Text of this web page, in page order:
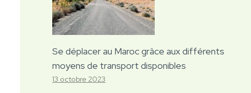
Se déplacer au Maroc grâce aux différents
moyens de transport disponibles
13 octobre 2023